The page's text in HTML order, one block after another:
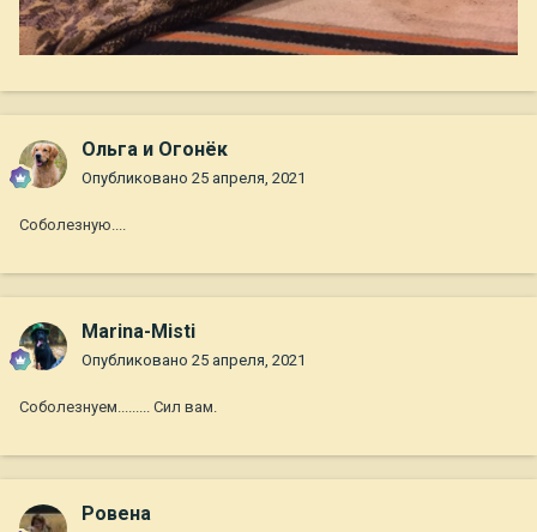
Ольга и Огонёк
Опубликовано 25 апреля, 2021
Соболезную....
Marina-Misti
Опубликовано 25 апреля, 2021
Соболезнуем......... Сил вам.
Ровена